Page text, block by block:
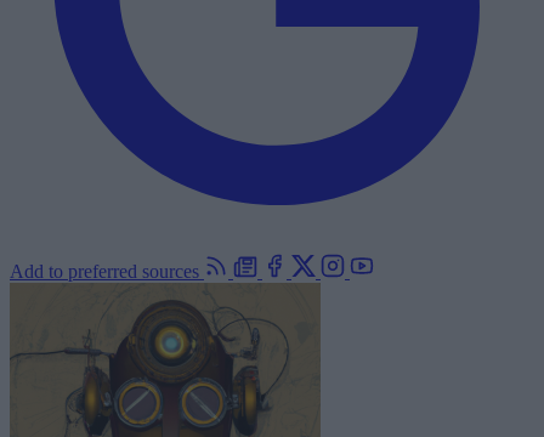
Add to preferred sources